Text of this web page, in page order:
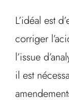
L’idéal est
corriger
l’issue
il est